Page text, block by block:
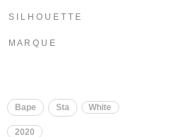
S I L H O U E T T E
M A R Q U E
Bape Sta White
2020